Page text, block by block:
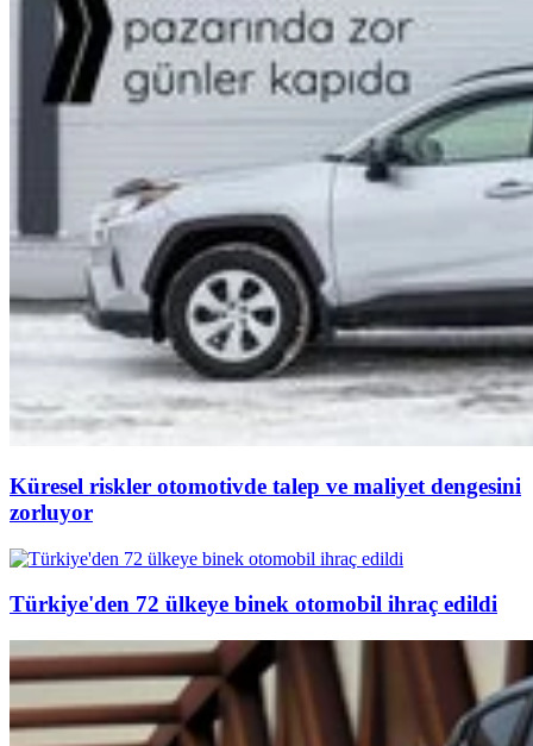
Küresel riskler otomotivde talep ve maliyet dengesini
zorluyor
Türkiye'den 72 ülkeye binek otomobil ihraç edildi